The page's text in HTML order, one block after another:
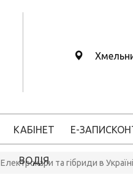
КАБІНЕТ
ВОДІЯ
Е-ЗАПИС
Електрокари та гібриди в